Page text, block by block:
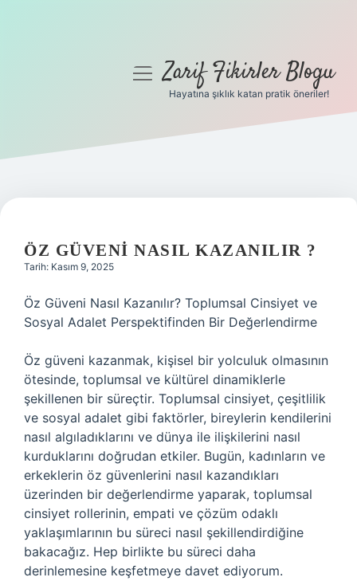
Gizlilik Politikası
Yasal Uyarı
menüyüZarif Fikirler Blogu
Hayatına şıklık katan pratik öneriler!
ÖZ GÜVENI NASIL KAZANILIR ?
Tarih: Kasım 9, 2025
Öz Güveni Nasıl Kazanılır? Toplumsal Cinsiyet ve
Sosyal Adalet Perspektifinden Bir Değerlendirme
Öz güveni kazanmak, kişisel bir yolculuk olmasının
ötesinde, toplumsal ve kültürel dinamiklerle
şekillenen bir süreçtir. Toplumsal cinsiyet, çeşitlilik
ve sosyal adalet gibi faktörler, bireylerin kendilerini
nasıl algıladıklarını ve dünya ile ilişkilerini nasıl
kurduklarını doğrudan etkiler. Bugün, kadınların ve
erkeklerin öz güvenlerini nasıl kazandıkları
üzerinden bir değerlendirme yaparak, toplumsal
cinsiyet rollerinin, empati ve çözüm odaklı
yaklaşımlarının bu süreci nasıl şekillendirdiğine
bakacağız. Hep birlikte bu süreci daha
derinlemesine keşfetmeye davet ediyorum.